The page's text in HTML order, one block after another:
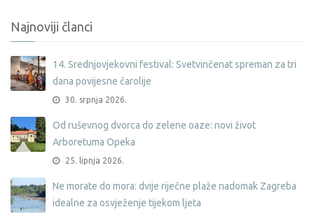
Najnoviji članci
14. Srednjovjekovni festival: Svetvinčenat spreman za tri
dana povijesne čarolije
30. srpnja 2026.
Od ruševnog dvorca do zelene oaze: novi život
Arboretuma Opeka
25. lipnja 2026.
Ne morate do mora: dvije riječne plaže nadomak Zagreba
idealne za osvježenje tijekom ljeta